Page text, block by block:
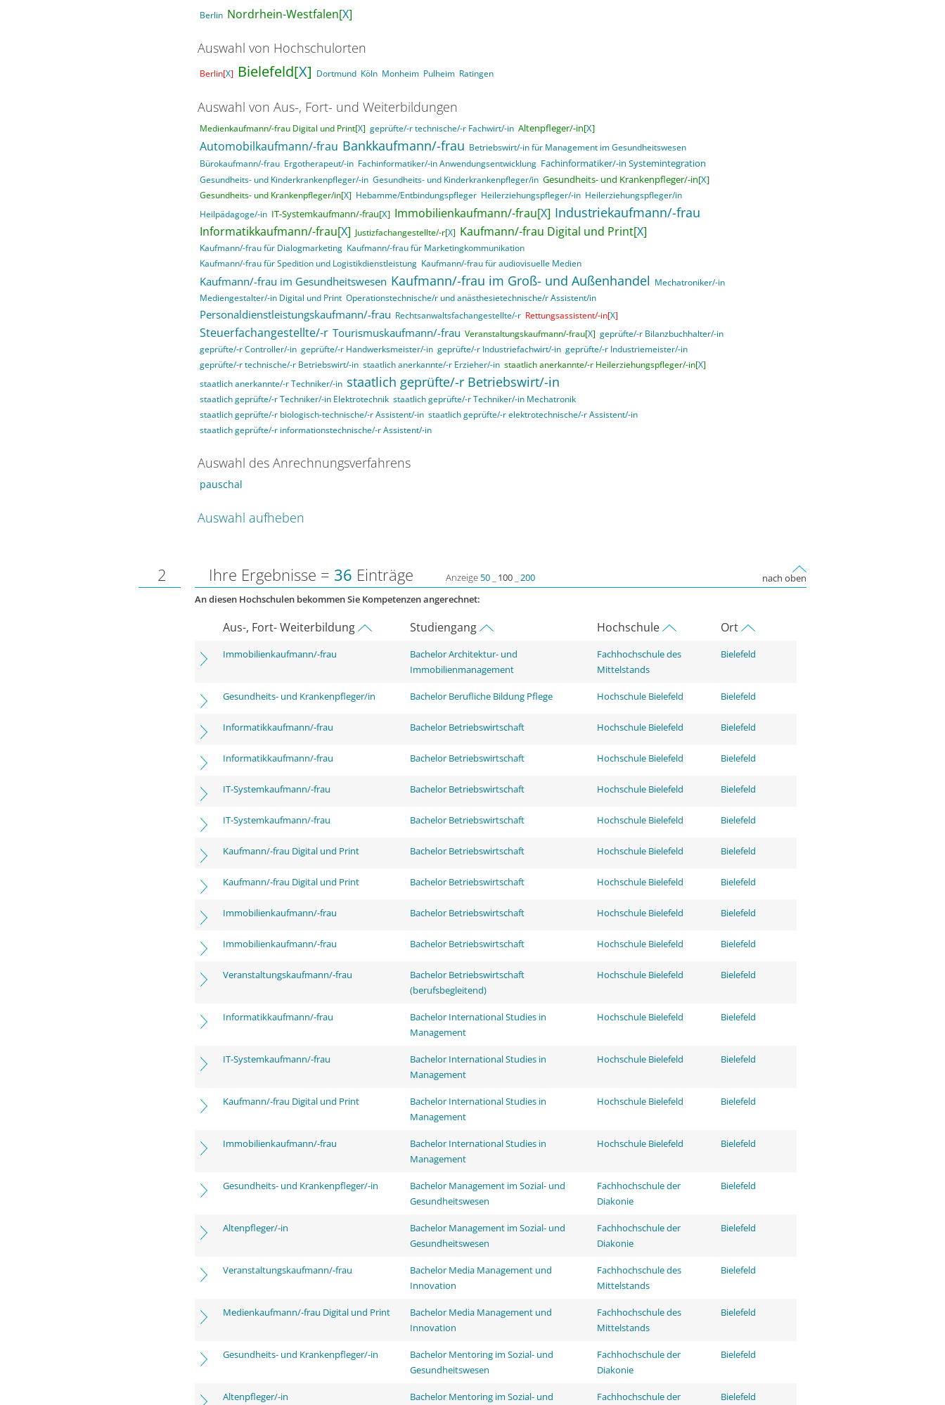
Berlin Nordrhein-Westfalen[X]
Auswahl von Hochschulorten
Berlin[X] Bielefeld[X] Dortmund Köln Monheim Pulheim Ratingen
Auswahl von Aus-, Fort- und Weiterbildungen
Medienkaufmann/-frau Digital und Print[X] geprüfte/-r technische/-r Fachwirt/-in Altenpfleger/-in[X]
Automobilkaufmann/-frau Bankkaufmann/-frau Betriebswirt/-in für Management im Gesundheitswesen
Bürokaufmann/-frau Ergotherapeut/-in Fachinformatiker/-in Anwendungsentwicklung Fachinformatiker/-in Systemintegration
Gesundheits- und Kinderkrankenpfleger/-in Gesundheits- und Kinderkrankenpfleger/in Gesundheits- und Krankenpfleger/-in[X]
Gesundheits- und Krankenpfleger/in[X] Hebamme/Entbindungspfleger Heilerziehungspfleger/-in Heilerziehungspfleger/in
Heilpädagoge/-in IT-Systemkaufmann/-frau[X] Immobilienkaufmann/-frau[X] Industriekaufmann/-frau
Informatikkaufmann/-frau[X] Justizfachangestellte/-r[X] Kaufmann/-frau Digital und Print[X]
Kaufmann/-frau für Dialogmarketing Kaufmann/-frau für Marketingkommunikation
Kaufmann/-frau für Spedition und Logistikdienstleistung Kaufmann/-frau für audiovisuelle Medien
Kaufmann/-frau im Gesundheitswesen Kaufmann/-frau im Groß- und Außenhandel Mechatroniker/-in
Mediengestalter/-in Digital und Print Operationstechnische/r und anästhesietechnische/r Assistent/in
Personaldienstleistungskaufmann/-frau Rechtsanwaltsfachangestellte/-r Rettungsassistent/-in[X]
Steuerfachangestellte/-r Tourismuskaufmann/-frau Veranstaltungskaufmann/-frau[X] geprüfte/-r Bilanzbuchhalter/-in
geprüfte/-r Controller/-in geprüfte/-r Handwerksmeister/-in geprüfte/-r Industriefachwirt/-in geprüfte/-r Industriemeister/-in
geprüfte/-r technische/-r Betriebswirt/-in staatlich anerkannte/-r Erzieher/-in staatlich anerkannte/-r Heilerziehungspfleger/-in[X]
staatlich anerkannte/-r Techniker/-in staatlich geprüfte/-r Betriebswirt/-in
staatlich geprüfte/-r Techniker/-in Elektrotechnik staatlich geprüfte/-r Techniker/-in Mechatronik
staatlich geprüfte/-r biologisch-technische/-r Assistent/-in staatlich geprüfte/-r elektrotechnische/-r Assistent/-in
staatlich geprüfte/-r informationstechnische/-r Assistent/-in
Auswahl des Anrechnungsverfahrens
pauschal
Auswahl aufheben
2 Ihre Ergebnisse = 36 Einträge Anzeige 50 100 200
nach oben
An diesen Hochschulen bekommen Sie Kompetenzen angerechnet:
Aus-, Fort- Weiterbildung Studiengang Hochschule Ort
Immobilienkaufmann/-frau
Bachelor Architektur- und
Immobilienmanagement
Fachhochschule des
Mittelstands
Bielefeld
Gesundheits- und Krankenpfleger/in Bachelor Berufliche Bildung Pflege Hochschule Bielefeld Bielefeld
Informatikkaufmann/-frau Bachelor Betriebswirtschaft Hochschule Bielefeld Bielefeld
Informatikkaufmann/-frau Bachelor Betriebswirtschaft Hochschule Bielefeld Bielefeld
IT-Systemkaufmann/-frau Bachelor Betriebswirtschaft Hochschule Bielefeld Bielefeld
IT-Systemkaufmann/-frau Bachelor Betriebswirtschaft Hochschule Bielefeld Bielefeld
Kaufmann/-frau Digital und Print Bachelor Betriebswirtschaft Hochschule Bielefeld Bielefeld
Kaufmann/-frau Digital und Print Bachelor Betriebswirtschaft Hochschule Bielefeld Bielefeld
Immobilienkaufmann/-frau Bachelor Betriebswirtschaft Hochschule Bielefeld Bielefeld
Immobilienkaufmann/-frau Bachelor Betriebswirtschaft Hochschule Bielefeld Bielefeld
Veranstaltungskaufmann/-frau
Bachelor Betriebswirtschaft
(berufsbegleitend)
Hochschule Bielefeld Bielefeld
Informatikkaufmann/-frau
Bachelor International Studies in
Management
Hochschule Bielefeld Bielefeld
IT-Systemkaufmann/-frau
Bachelor International Studies in
Management
Hochschule Bielefeld Bielefeld
Kaufmann/-frau Digital und Print
Bachelor International Studies in
Management
Hochschule Bielefeld Bielefeld
Immobilienkaufmann/-frau
Bachelor International Studies in
Management
Hochschule Bielefeld Bielefeld
Gesundheits- und Krankenpfleger/-in
Bachelor Management im Sozial- und
Gesundheitswesen
Fachhochschule der
Diakonie
Bielefeld
Altenpfleger/-in
Bachelor Management im Sozial- und
Gesundheitswesen
Fachhochschule der
Diakonie
Bielefeld
Veranstaltungskaufmann/-frau
Bachelor Media Management und
Innovation
Fachhochschule des
Mittelstands
Bielefeld
Medienkaufmann/-frau Digital und Print
Bachelor Media Management und
Innovation
Fachhochschule des
Mittelstands
Bielefeld
Gesundheits- und Krankenpfleger/-in
Bachelor Mentoring im Sozial- und
Gesundheitswesen
Fachhochschule der
Diakonie
Bielefeld
Altenpfleger/-in
Bachelor Mentoring im Sozial- und
Fachhochschule der
Bielefeld